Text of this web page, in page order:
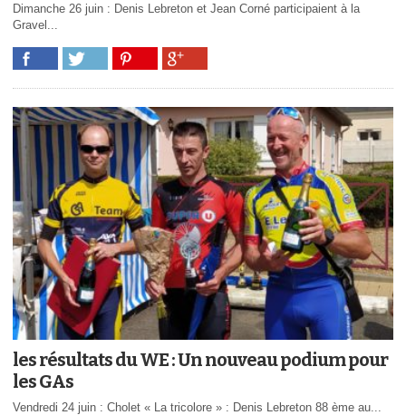
Dimanche 26 juin : Denis Lebreton et Jean Corné participaient à la
Gravel...
les résultats du WE : Un nouveau podium pour
les GAs
Vendredi 24 juin : Cholet « La tricolore » : Denis Lebreton 88 ème au...